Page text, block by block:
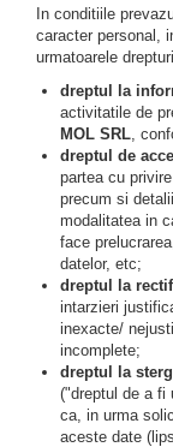
In conditiile
caracter personal,
urmatoarele
dreptul la
activitatile de
MOL SRL,
dreptul de
partea cu
precum si
modalitatea in
face
datelor, etc;
dreptul la
intarzieri
inexacte/
incomplete;
dreptul la
("dreptul de a fi
ca, in urma
aceste date